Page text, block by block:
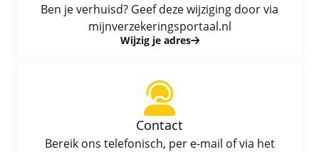
Ben je verhuisd? Geef deze wijziging door via
mijnverzekeringsportaal.nl
Wijzig je adres
Contact
Bereik ons telefonisch, per e-mail of via het